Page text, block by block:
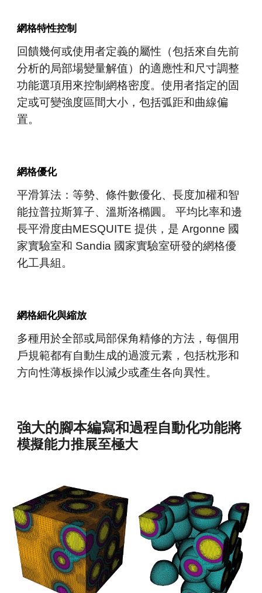
網格特性控制
回饋幾何或使用者定義的屬性（包括來自先前
分析的局部場變量解值）的適應性和尺寸調整
功能選項用來控制網格密度。使用者指定的固
定或可變強度區間大小，包括弧距和曲線偏
置。
網格優化
平滑算法：等勢、條件數優化、長度加權和智
能拉普拉斯算子、溫斯洛橢圓。 平均比率和邊
長平滑度由MESQUITE 提供 ， 是 Argonne 國
家實驗室和 Sandia 國家實驗室研發的網格優
化工具組 。
網格細化與縮放
多種用於全部或局部保角精修的方法，每個用
戶規範都有自動生成的過渡元素，包括枕形和
方向性薄板操作以減少或產生各向異性。
強大的腳本編寫和過程自動化功能將
模擬能力推展至極大